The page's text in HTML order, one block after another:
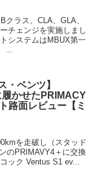
ラス、CLA、GLA、
チェンジを実施しまし
ステムはMBUX第一
...
・ベンツ】
かせたPRIMACY
路面レビュー【ミ
を走破し（スタッド
のPRIMAVY4＋に交換
ック Ventus S1 ev...